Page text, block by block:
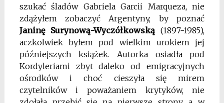
szukać śladów Gabriela Garcii Marqueza, nie
zdążyłem zobaczyć Argentyny, by poznać
Janinę Surynową-Wyczółkowską (1897-1985),
aczkolwiek byłem pod wielkim urokiem jej
późniejszych książek. Autorka osiadła pod
Kordyleriami zbyt daleko od emigracyjnych
ośrodków i choć cieszyła się mirem
czytelników i poważaniem krytyków, nie